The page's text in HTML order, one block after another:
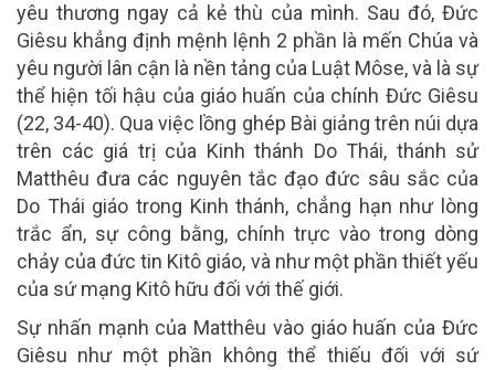
yêu thương ngay cả kẻ thù của mình. Sau đó, Đức
Giêsu khẳng định mệnh lệnh 2 phần là mến Chúa và
yêu người lân cận là nền tảng của Luật Môse, và là sự
thể hiện tối hậu của giáo huấn của chính Đức Giêsu
(22, 34-40). Qua việc lồng ghép Bài giảng trên núi dựa
trên các giá trị của Kinh thánh Do Thái, thánh sử
Matthêu đưa các nguyên tắc đạo đức sâu sắc của
Do Thái giáo trong Kinh thánh, chẳng hạn như lòng
trắc ẩn, sự công bằng, chính trực vào trong dòng
chảy của đức tin Kitô giáo, và như một phần thiết yếu
của sứ mạng Kitô hữu đối với thế giới.
Sự nhấn mạnh của Matthêu vào giáo huấn của Đức
Giêsu như một phần không thể thiếu đối với sứ